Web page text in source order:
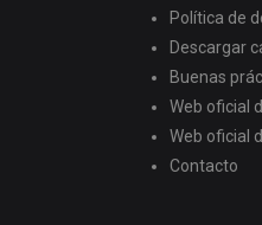
Política de
Descargar
Buenas
Web oficial
Web oficial
Contacto